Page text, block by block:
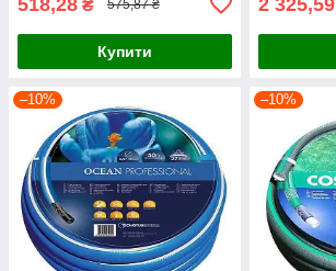
₴ 575,87 ₴
Купити
–10% –10%